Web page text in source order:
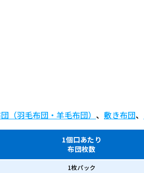
（羽毛布団・羊毛布団） 、 敷き布団、
1個口あたり
布団枚数
1枚パック